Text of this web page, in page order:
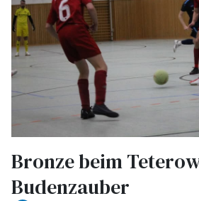
Bronze beim
Budenzauber